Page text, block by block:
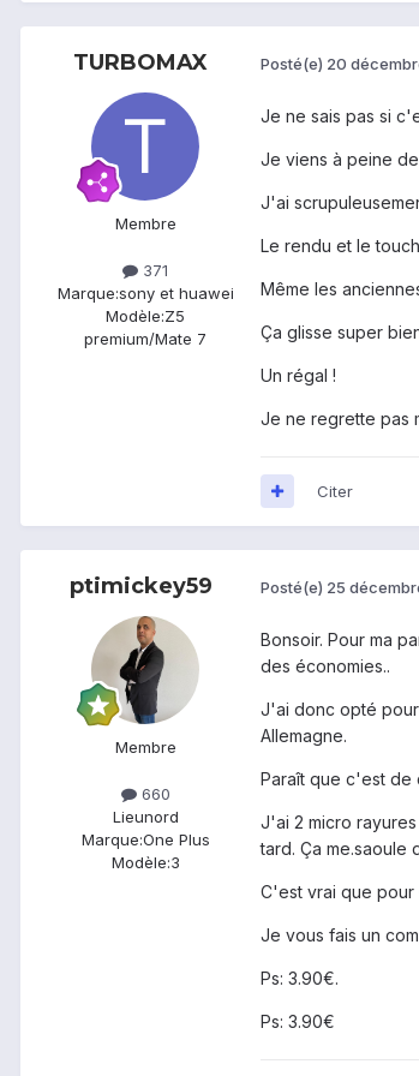
TURBOMAX
Membre
371
Marque:sony et huawei
Modèle:Z5
premium/Mate 7
Posté(e) 20
Je ne sais pas si
Je viens à peine
J'ai
Le rendu et le
Même les
Ça glisse super
Un régal !
Je ne regrette pas
Citer
ptimickey59
Membre
660
Lieunord
Marque:One Plus
Modèle:3
Posté(e) 25
Bonsoir. Pour ma
des économies..
J'ai donc opté pour
Allemagne.
Paraît que c'est de
J'ai 2 micro
tard. Ça me.saoule
C'est vrai que pour
Je vous fais un
Ps: 3.90€.
Ps: 3.90€